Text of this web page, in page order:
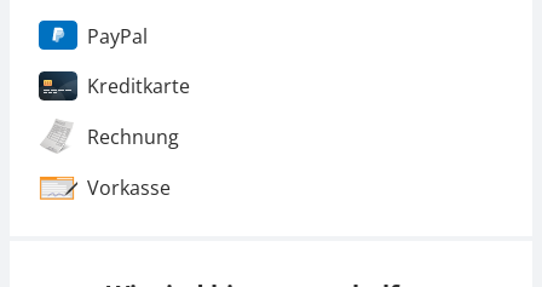
PayPal
Kreditkarte
Rechnung
Vorkasse